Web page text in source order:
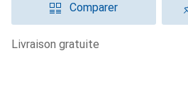
Comparer
livraison gratuite